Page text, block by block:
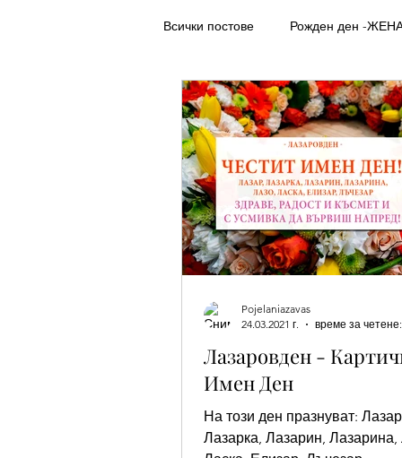
Всички постове Рожден ден -
Добро утро Лека вечер
Имен ден - Вивиан/а Имен
Имен ден - Божидар, Дарина,
Благовещение Имен ден -
Имен ден - Страхил
Лазаровден -
Имен Ден
На този ден празнуват:
Лазарка, Лазарин, Лазарина,
Pojelaniazavas
24.03.2021 г.
време за